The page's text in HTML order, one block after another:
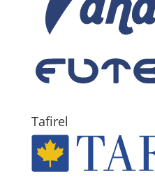
Tafirel